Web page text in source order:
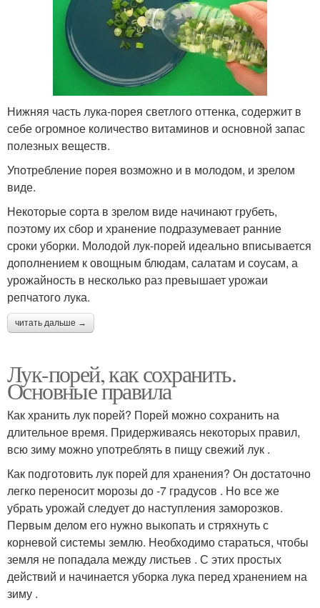
Нижняя часть лука-порея светлого оттенка, содержит в
себе огромное количество витаминов и основной запас
полезных веществ.
Употребление порея возможно и в молодом, и зрелом
виде.
Некоторые сорта в зрелом виде начинают грубеть,
поэтому их сбор и хранение подразумевает ранние
сроки уборки. Молодой лук-порей идеально вписывается
дополнением к овощным блюдам, салатам и соусам, а
урожайность в несколько раз превышает урожаи
репчатого лука.
читать дальше →
Лук-порей, как сохранить.
Основные правила
Как хранить лук порей? Порей можно сохранить на
длительное время. Придерживаясь некоторых правил,
всю зиму можно употреблять в пищу свежий лук .
Как подготовить лук порей для хранения? Он достаточно
легко переносит морозы до -7 градусов . Но все же
убрать урожай следует до наступления заморозков.
Первым делом его нужно выкопать и стряхнуть с
корневой системы землю. Необходимо стараться, чтобы
земля не попадала между листьев . С этих простых
действий и начинается уборка лука перед хранением на
зиму .